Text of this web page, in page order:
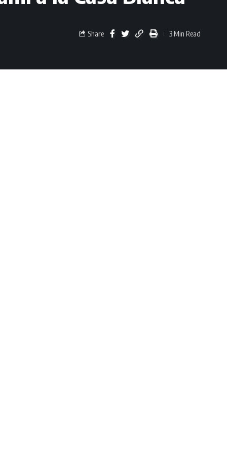
Share 3 Min Read